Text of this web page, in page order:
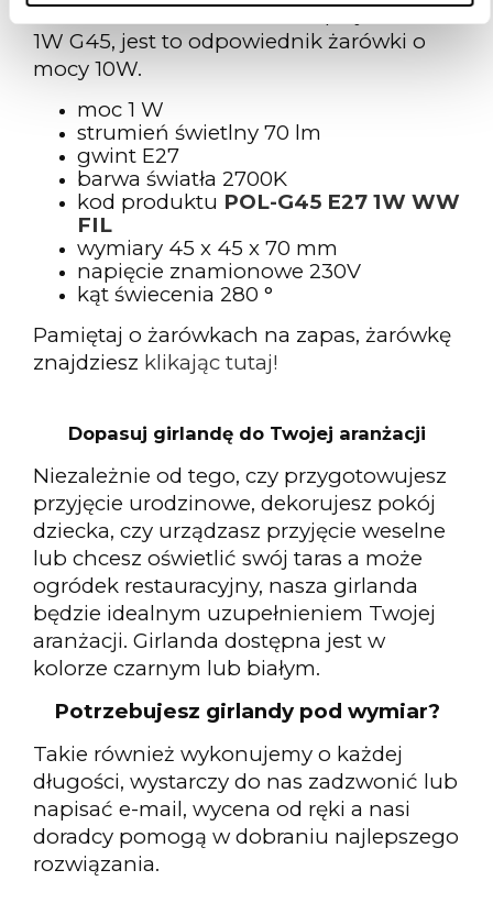
żarówkami LED w barwie ciepłej 2700K
1W G45, jest to odpowiednik żarówki o
mocy 10W.
moc 1 W
strumień świetlny 70 lm
gwint E27
barwa światła 2700K
kod produktu POL-G45 E27 1W WW
FIL
wymiary 45 x 45 x 70 mm
napięcie znamionowe 230V
kąt świecenia 280 °
Pamiętaj o żarówkach na zapas, żarówkę
znajdziesz klikając tutaj!
Dopasuj girlandę do Twojej aranżacji
Niezależnie od tego, czy przygotowujesz
przyjęcie urodzinowe, dekorujesz pokój
dziecka, czy urządzasz przyjęcie weselne
lub chcesz oświetlić swój taras a może
ogródek restauracyjny, nasza girlanda
będzie idealnym uzupełnieniem Twojej
aranżacji. Girlanda dostępna jest w
kolorze czarnym lub białym.
Potrzebujesz girlandy pod wymiar?
Takie również wykonujemy o każdej
długości, wystarczy do nas zadzwonić lub
napisać e-mail, wycena od ręki a nasi
doradcy pomogą w dobraniu najlepszego
rozwiązania.